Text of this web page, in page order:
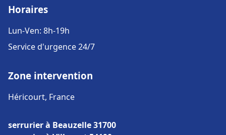
Horaires
Lun-Ven: 8h-19h
Service d'urgence 24/7
Zone intervention
Héricourt, France
serrurier à Beauzelle 31700